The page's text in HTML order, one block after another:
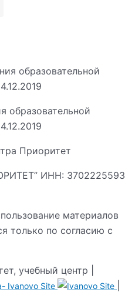
образовательной
ИНН: 3702225593
материалов
только по согласию с
учебный центр |
Ivanovo Site